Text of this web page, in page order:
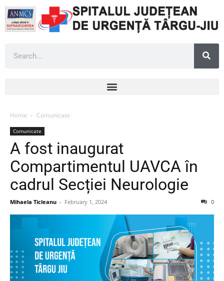
Home Comunicate
Comunicate
A fost inaugurat
Compartimentul UAVCA în
cadrul Secției Neurologie
Mihaela Ticleanu - February 1, 2024 0